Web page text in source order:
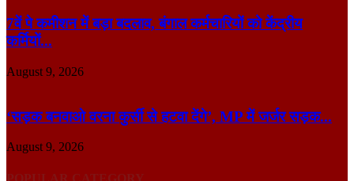
7वें पे कमीशन में बड़ा बदलाव, बंगाल कर्मचारियों को केंद्रीय
कर्मियों...
August 9, 2026
‘सड़क बनवाओ वरना कुर्सी से हटवा देंगे’, MP में जर्जर सड़क...
August 9, 2026